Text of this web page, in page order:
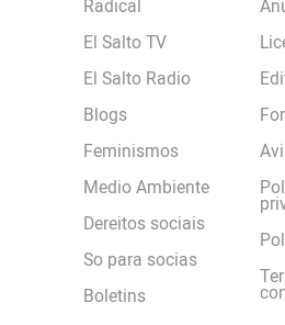
Radical
El Salto TV
El Salto Radio
Blogs
Feminismos
Medio Ambiente
Dereitos sociais
So para socias
Boletins